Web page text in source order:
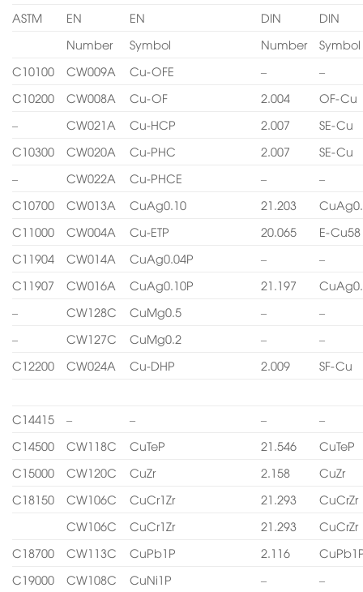
ASTM EN EN DIN
DIN
Number
Symbol Number
Symbol
C10100
CW009A Cu-OFE –
–
C10200
CW008A Cu-OF 2.004
OF-Cu
–
CW021A Cu-HCP 2.007
SE-Cu
C10300
CW020A Cu-PHC 2.007
SE-Cu
–
CW022A Cu-PHCE –
–
C10700
CW013A CuAg0.10 21.203
C11000
CW004A Cu-ETP 20.065
E-Cu58
C11904
CW014A CuAg0.04P –
–
C11907
CW016A CuAg0.10P 21.197
–
CW128C CuMg0.5 –
–
–
CW127C CuMg0.2 –
–
C12200
CW024A Cu-DHP 2.009 SF-Cu
C14415 – – –
–
C14500
CW118C CuTeP 21.546
CuTeP
C15000
CW120C CuZr 2.158
CuZr
C18150
CW106C CuCr1Zr 21.293
CuCrZr
CW106C
CuCr1Zr 21.293
CuCrZr
C18700
CW113C CuPb1P 2.116
C19000
CW108C CuNi1P –
–